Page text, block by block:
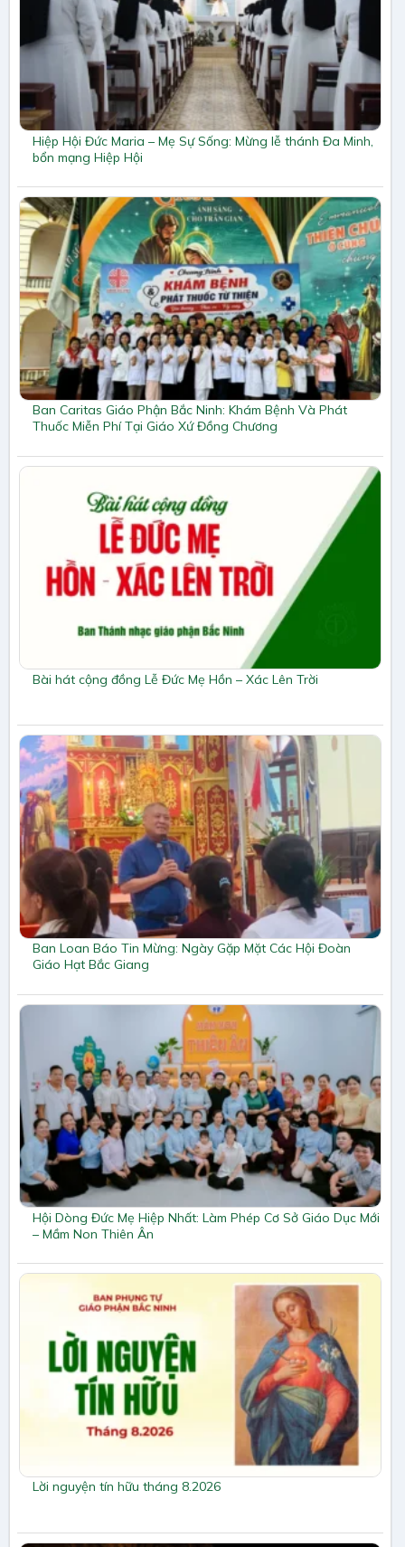
Hiệp Hội Đức Maria – Mẹ Sự Sống: Mừng lễ thánh Đa Minh,
bổn mạng Hiệp Hội
Ban Caritas Giáo Phận Bắc Ninh: Khám Bệnh Và Phát
Thuốc Miễn Phí Tại Giáo Xứ Đồng Chương
Bài hát cộng đồng Lễ Đức Mẹ Hồn – Xác Lên Trời
Ban Loan Báo Tin Mừng: Ngày Gặp Mặt Các Hội Đoàn
Giáo Hạt Bắc Giang
Hội Dòng Đức Mẹ Hiệp Nhất: Làm Phép Cơ Sở Giáo Dục Mới
– Mầm Non Thiên Ân
Lời nguyện tín hữu tháng 8.2026